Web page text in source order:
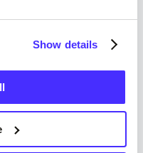
Show details